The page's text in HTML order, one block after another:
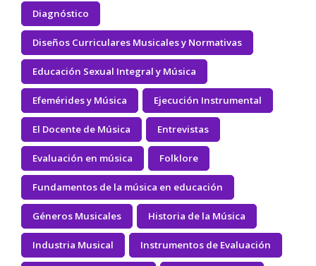
Diagnóstico
Diseños Curriculares Musicales y Normativas
Educación Sexual Integral y Música
Efemérides y Música Ejecución Instrumental
El Docente de Música Entrevistas
Evaluación en música Folklore
Fundamentos de la música en educación
Géneros Musicales Historia de la Música
Industria Musical Instrumentos de Evaluación